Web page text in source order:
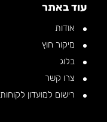
עוד באתר
אודות
מיקור חוץ
בלוג
צרו קשר
רישום למועדון לקוחות